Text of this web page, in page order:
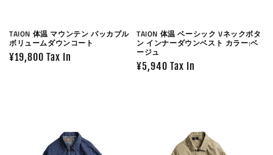
TAION 体温 マウンテン パッカブル
ボリュームダウンコート
Prix
¥19,800 Tax In
TAION 体温 ベーシック Vネックボタ
ン インナーダウンベスト カラー:ベ
ージュ
Prix
¥5,940 Tax In